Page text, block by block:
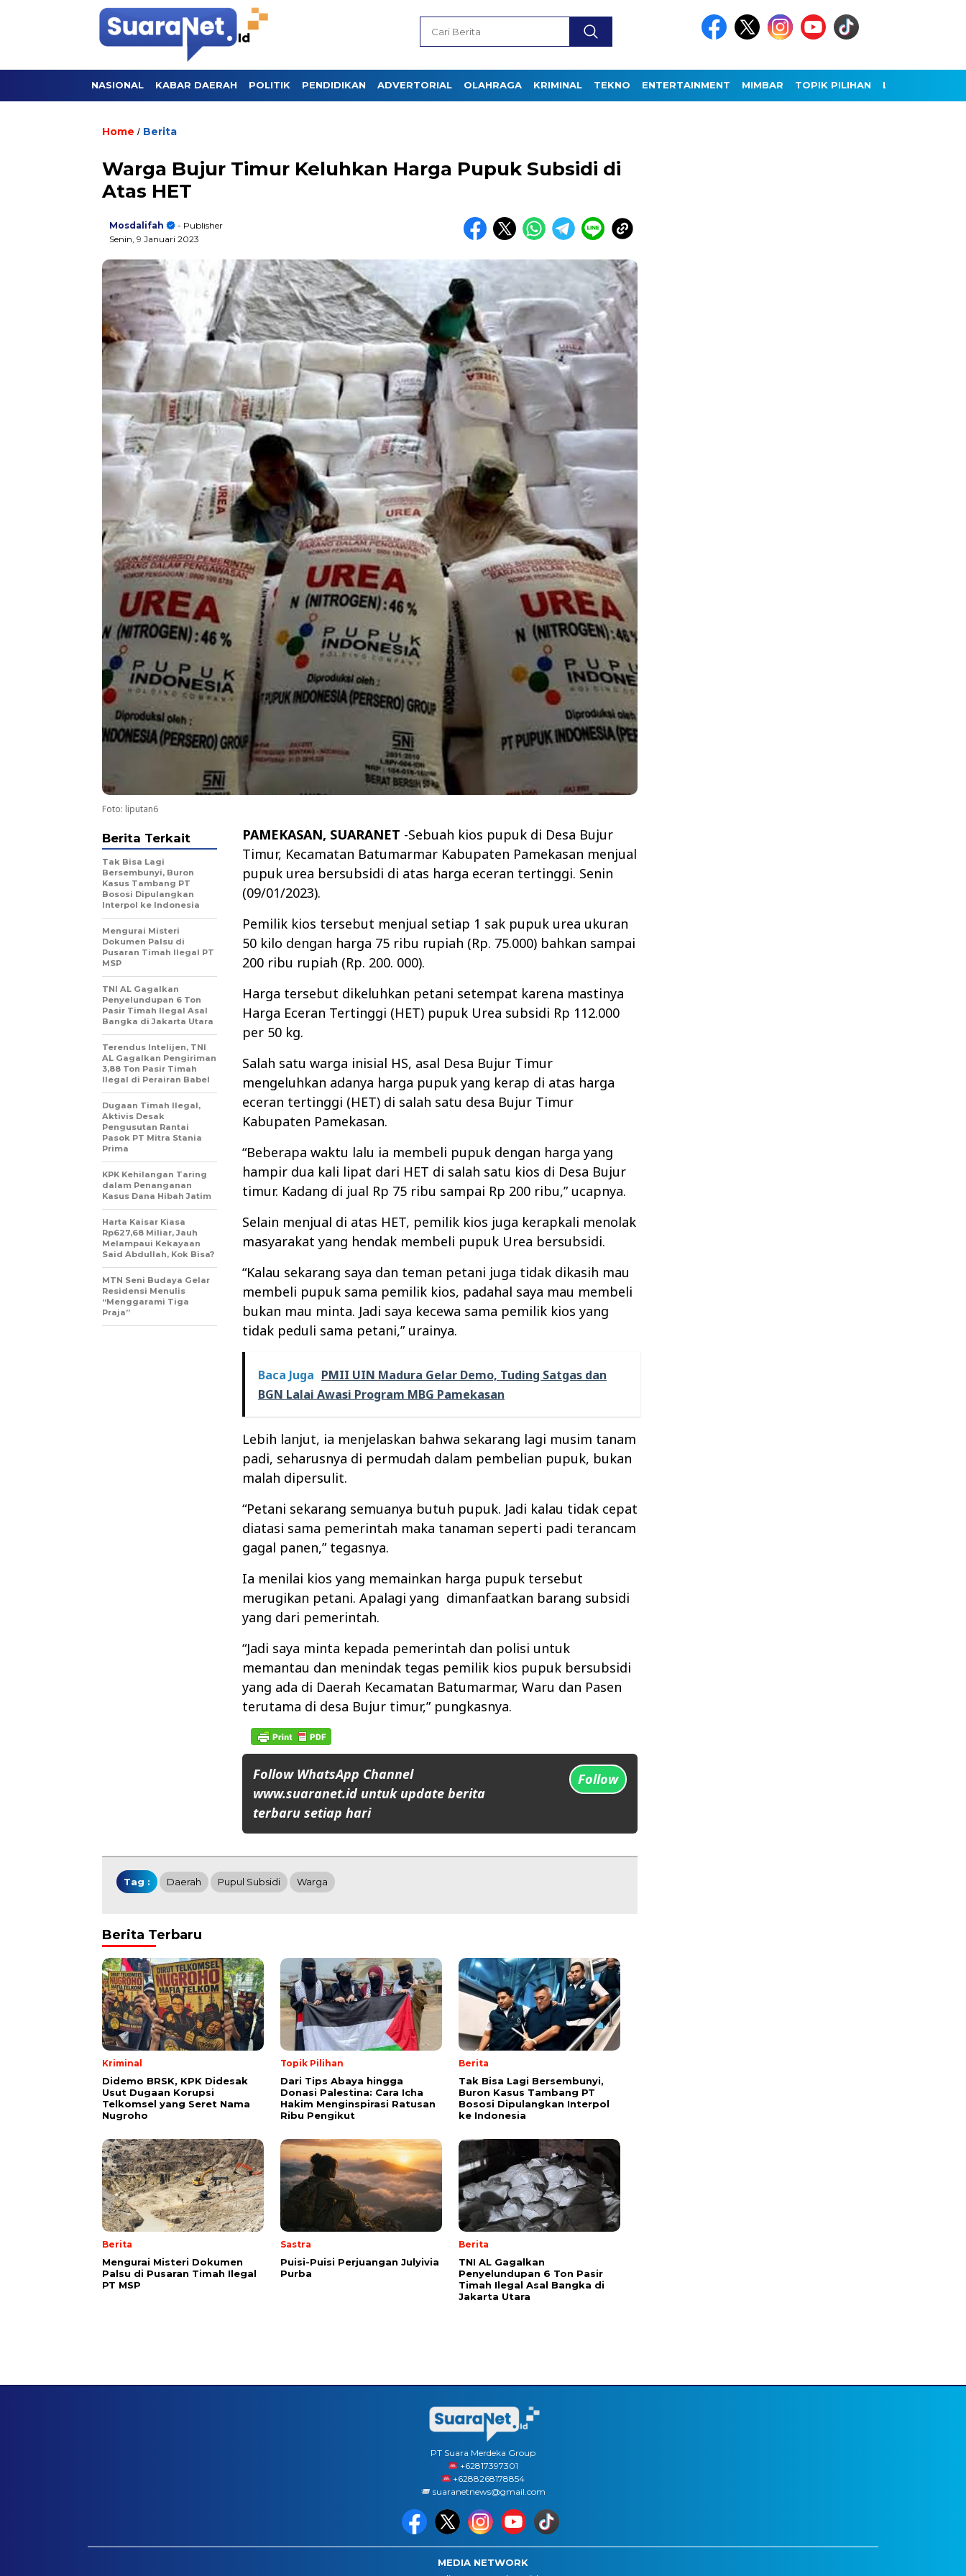
NASIONAL KABAR DAERAH POLITIK PENDIDIKAN ADVERTORIAL OLAHRAGA KRIMINAL TEKNO ENTERTAINMENT MIMBAR TOPIK PILIHAN LAINNYA
Home / Berita
Warga Bujur Timur Keluhkan Harga Pupuk Subsidi di
Atas HET
Mosdalifah
- Publisher
Senin, 9 Januari 2023
Foto: liputan6
PAMEKASAN, SUARANET -Sebuah kios pupuk di Desa Bujur
Timur, Kecamatan Batumarmar Kabupaten Pamekasan menjual
pupuk urea bersubsidi di atas harga eceran tertinggi. Senin
(09/01/2023).
Pemilik kios tersebut menjual setiap 1 sak pupuk urea ukuran
50 kilo dengan harga 75 ribu rupiah (Rp. 75.000) bahkan sampai
200 ribu rupiah (Rp. 200. 000).
Harga tersebut dikeluhkan petani setempat karena mastinya
Harga Eceran Tertinggi (HET) pupuk Urea subsidi Rp 112.000
per 50 kg.
Salah satu warga inisial HS, asal Desa Bujur Timur
mengeluhkan adanya harga pupuk yang kerap di atas harga
eceran tertinggi (HET) di salah satu desa Bujur Timur
Kabupaten Pamekasan.
“Beberapa waktu lalu ia membeli pupuk dengan harga yang
hampir dua kali lipat dari HET di salah satu kios di Desa Bujur
timur. Kadang di jual Rp 75 ribu sampai Rp 200 ribu,” ucapnya.
Selain menjual di atas HET, pemilik kios juga kerapkali menolak
masyarakat yang hendak membeli pupuk Urea bersubsidi.
“Kalau sekarang saya dan teman petani juga tidak dikasih mau
membeli pupuk sama pemilik kios, padahal saya mau membeli
bukan mau minta. Jadi saya kecewa sama pemilik kios yang
tidak peduli sama petani,” urainya.
Baca Juga PMII UIN Madura Gelar Demo, Tuding Satgas dan
BGN Lalai Awasi Program MBG Pamekasan
Lebih lanjut, ia menjelaskan bahwa sekarang lagi musim tanam
padi, seharusnya di permudah dalam pembelian pupuk, bukan
malah dipersulit.
“Petani sekarang semuanya butuh pupuk. Jadi kalau tidak cepat
diatasi sama pemerintah maka tanaman seperti padi terancam
gagal panen,” tegasnya.
Ia menilai kios yang memainkan harga pupuk tersebut
merugikan petani. Apalagi yang dimanfaatkan barang subsidi
yang dari pemerintah.
“Jadi saya minta kepada pemerintah dan polisi untuk
memantau dan menindak tegas pemilik kios pupuk bersubsidi
yang ada di Daerah Kecamatan Batumarmar, Waru dan Pasen
terutama di desa Bujur timur,” pungkasnya.
Follow WhatsApp Channel
www.suaranet.id untuk update berita
terbaru setiap hari
Follow
Berita Terkait
Tak Bisa Lagi
Bersembunyi, Buron
Kasus Tambang PT
Bososi Dipulangkan
Interpol ke Indonesia
Mengurai Misteri
Dokumen Palsu di
Pusaran Timah Ilegal PT
MSP
TNI AL Gagalkan
Penyelundupan 6 Ton
Pasir Timah Ilegal Asal
Bangka di Jakarta Utara
Terendus Intelijen, TNI
AL Gagalkan Pengiriman
3,88 Ton Pasir Timah
Ilegal di Perairan Babel
Dugaan Timah Ilegal,
Aktivis Desak
Pengusutan Rantai
Pasok PT Mitra Stania
Prima
KPK Kehilangan Taring
dalam Penanganan
Kasus Dana Hibah Jatim
Harta Kaisar Kiasa
Rp627,68 Miliar, Jauh
Melampaui Kekayaan
Said Abdullah, Kok Bisa?
MTN Seni Budaya Gelar
Residensi Menulis
“Menggarami Tiga
Praja”
Tag : Daerah Pupul Subsidi Warga
Berita Terbaru
Kriminal
Didemo BRSK, KPK Didesak
Usut Dugaan Korupsi
Telkomsel yang Seret Nama
Nugroho
Topik Pilihan
Dari Tips Abaya hingga
Donasi Palestina: Cara Icha
Hakim Menginspirasi Ratusan
Ribu Pengikut
Berita
Tak Bisa Lagi Bersembunyi,
Buron Kasus Tambang PT
Bososi Dipulangkan Interpol
ke Indonesia
Berita
Mengurai Misteri Dokumen
Palsu di Pusaran Timah Ilegal
PT MSP
Sastra
Puisi-Puisi Perjuangan Julyivia
Purba
Berita
TNI AL Gagalkan
Penyelundupan 6 Ton Pasir
Timah Ilegal Asal Bangka di
Jakarta Utara
PT Suara Merdeka Group
‪+62817397301
+6288268178854
suaranetnews@gmail.com
MEDIA NETWORK